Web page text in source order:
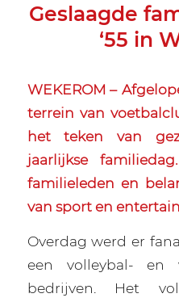
Geslaagde
‘55 in
WEKEROM –
terrein van
het teken van
jaarlijkse
familieleden en
van sport en
Overdag werd er
een volleybal- en
bedrijven. Het